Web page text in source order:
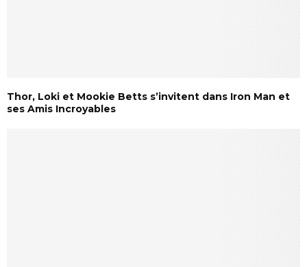
Thor, Loki et Mookie Betts s’invitent dans Iron Man et
ses Amis Incroyables